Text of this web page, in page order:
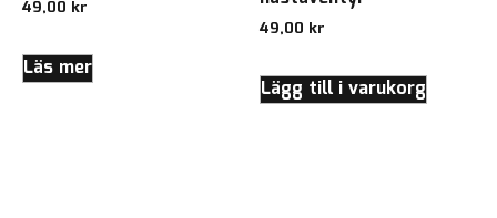
49,00 kr
Läs mer
49,00 kr
Lägg till i varukorg